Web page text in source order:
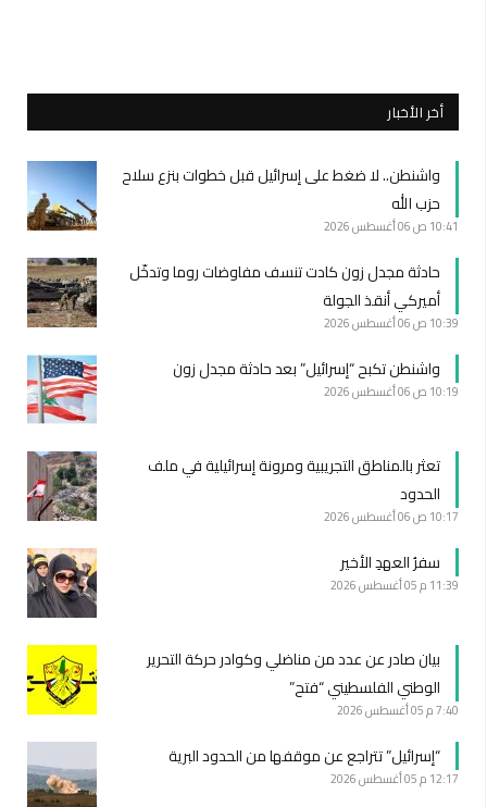
أخر الأخبار
واشنطن.. لا ضغط على إسرائيل قبل خطوات بنزع سلاح
حزب الله
10:41 ص 06 أغسطس 2026
حادثة مجدل زون كادت تنسف مفاوضات روما وتدخّل
أميركي أنقذ الجولة
10:39 ص 06 أغسطس 2026
واشنطن تكبح “إسرائيل” بعد حادثة مجدل زون
10:19 ص 06 أغسطس 2026
تعثر بالمناطق التجريبية ومرونة إسرائيلية في ملف
الحدود
10:17 ص 06 أغسطس 2026
سفرُ العهدِ الأخير
11:39 م 05 أغسطس 2026
بيان صادر عن عدد من مناضلي وكوادر حركة التحرير
الوطني الفلسطيني “فتح”
7:40 م 05 أغسطس 2026
“إسرائيل” تتراجع عن موقفها من الحدود البرية
12:17 م 05 أغسطس 2026